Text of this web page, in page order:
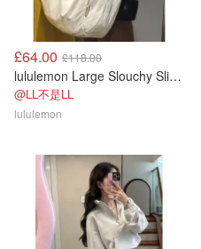
£64.00 £118.00
lululemon Large Slouchy Sling Bag 13L
@LL不是LL
lululemon